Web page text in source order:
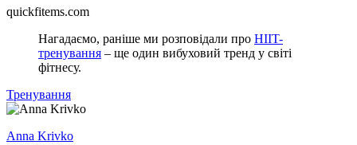
quickfitems.com
Нагадаємо, раніше ми розповідали про HIIT-
тренування – ще один вибуховий тренд у світі
фітнесу.
Тренування
Anna Krivko